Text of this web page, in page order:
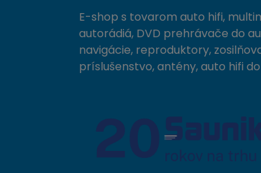
E-shop s tovarom auto hifi,
autorádiá, DVD prehrávače do
navigácie, reproduktory,
príslušenstvo, antény, auto hifi